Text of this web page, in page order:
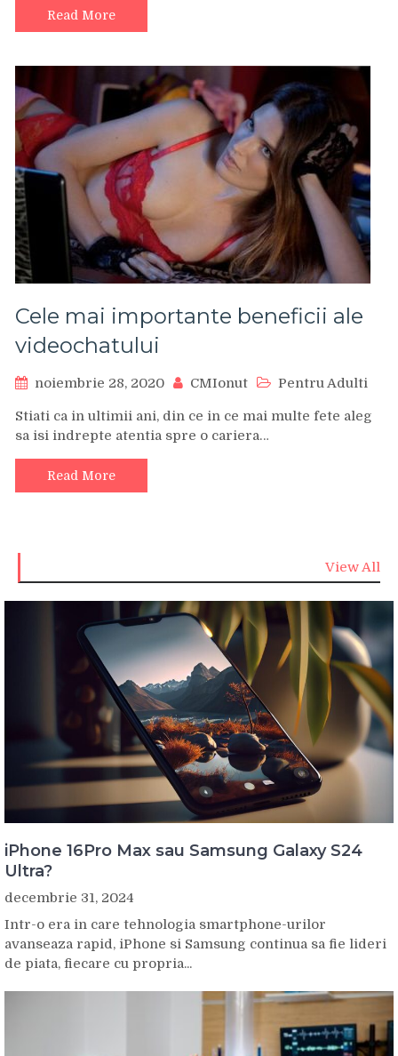
Read More
Cele mai importante beneficii ale
videochatului
noiembrie 28, 2020 CMIonut Pentru Adulti
Stiati ca in ultimii ani, din ce in ce mai multe fete aleg
sa isi indrepte atentia spre o cariera…
Read More
View All
iPhone 16Pro Max sau Samsung Galaxy S24
Ultra?
decembrie 31, 2024
Intr-o era in care tehnologia smartphone-urilor
avanseaza rapid, iPhone si Samsung continua sa fie lideri
de piata, fiecare cu propria...